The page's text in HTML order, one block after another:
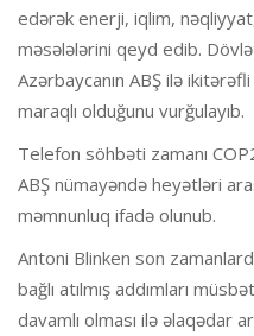
edərək enerji, iqlim,
məsələlərini qeyd edib.
Azərbaycanın ABŞ ilə
maraqlı olduğunu vurğulayıb.
Telefon söhbəti zamanı
ABŞ nümayəndə heyətləri
məmnunluq ifadə olunub.
Antoni Blinken son
bağlı atılmış addımları
davamlı olması ilə əlaqədar